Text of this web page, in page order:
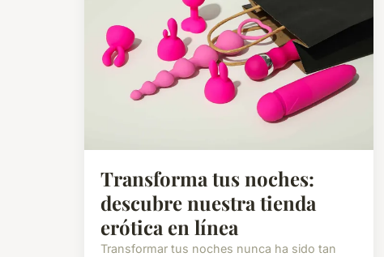
Transforma tus noches:
descubre nuestra tienda
erótica en línea
Transformar tus noches nunca ha sido tan